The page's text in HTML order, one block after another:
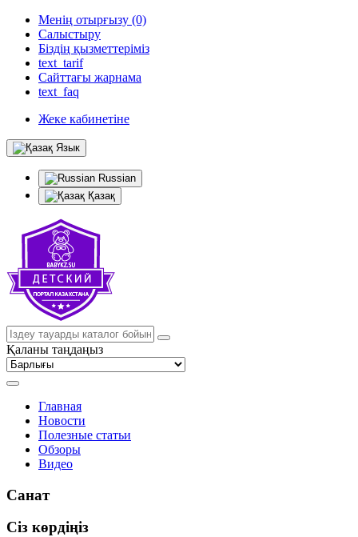
Менің отырғызу (0)
Салыстыру
Біздің қызметтеріміз
text_tarif
Сайттағы жарнама
text_faq
Жеке кабинетіне
Язык
Russian
Қазақ
Қаланы таңдаңыз
Главная
Новости
Полезные статьи
Обзоры
Видео
Санат
Сіз көрдіңіз